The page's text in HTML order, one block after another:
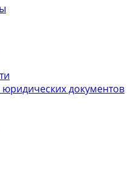
документов